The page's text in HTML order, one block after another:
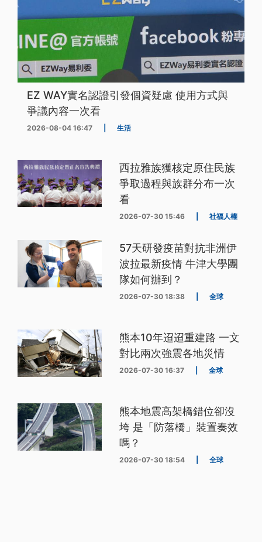
EZ WAY實名認證引發個資疑慮 使用方式與
爭議內容一次看
2026-08-04 16:47 生活
西拉雅族獲核定原住民族
爭取過程與族群分布一次
看
2026-07-30 15:46 社福人權
57天研發疫苗對抗非洲伊
波拉最新疫情 牛津大學團
隊如何辦到？
2026-07-30 18:38 全球
熊本10年迢迢重建路 一文
對比兩次強震各地災情
2026-07-30 16:37 全球
熊本地震高架橋錯位卻沒
垮 是「防落橋」裝置奏效
嗎？
2026-07-30 18:54 全球